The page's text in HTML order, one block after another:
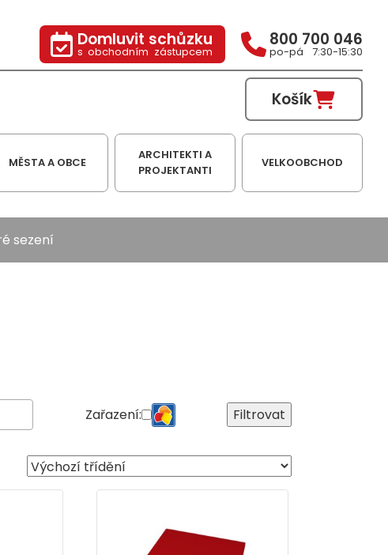
Domluvit schůzku
s obchodním zástupcem
800 700 046
po-pá 7:30-15:30
Košík
MĚSTA A OBCE
ARCHITEKTI A
PROJEKTANTI
VELKOOBCHOD
sezení
Zařazení: Filtrovat